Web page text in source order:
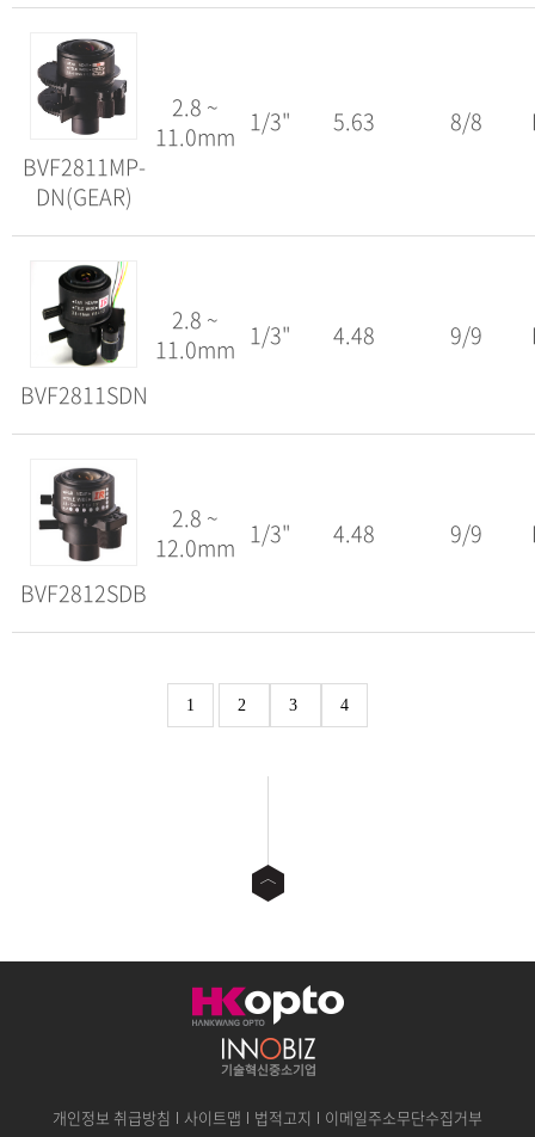
BVF2811MP-
DN(GEAR)
2.8 ~
11.0mm 1/3" 5.63 8/8
BVF2811SDN
2.8 ~
11.0mm 1/3" 4.48 9/9
BVF2812SDB
2.8 ~
12.0mm 1/3" 4.48 9/9
1 2 3 4
개인정보 취급방침 사이트맵 법적고지 이메일주소무단수집거부